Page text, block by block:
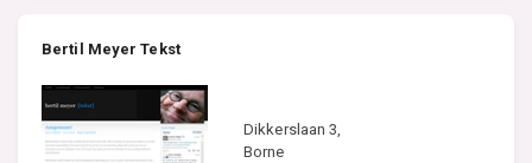
Bertil Meyer Tekst
Dikkerslaan 3,
Borne